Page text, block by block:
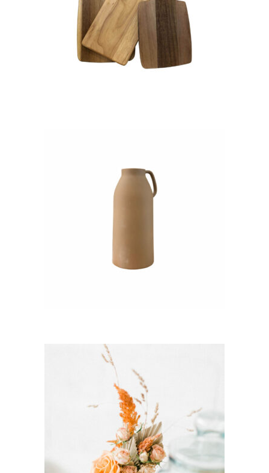
16,70
Grand vase en grès camel
« Gaetan »
Pichet Terracotta –
« Nasseh »
5,80€